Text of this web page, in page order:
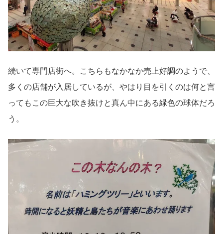
続いて専門店街へ。こちらもなかなか売上好調のようで、
多くの店舗が入居しているが、やはり目を引くのは何と言
ってもこの巨大な吹き抜けと真ん中にある緑色の球体だろ
う。